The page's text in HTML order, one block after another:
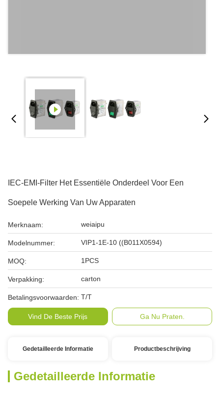
IEC-EMI-Filter Het Essentiële Onderdeel Voor Een
Soepele Werking Van Uw Apparaten
Merknaam: weiaipu
Modelnummer: VIP1-1E-10 ((B011X0594)
MOQ: 1PCS
Verpakking: carton
Betalingsvoorwaarden: T/T
Vind De Beste Prijs Ga Nu Praten.
Gedetailleerde Informatie Productbeschrijving
Gedetailleerde Informatie